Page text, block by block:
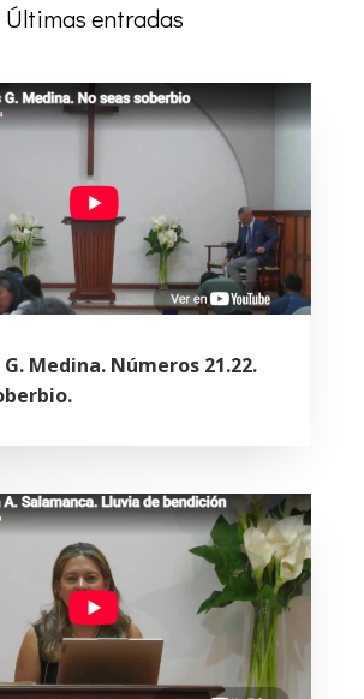
Últimas entradas
Medina. Números 21.22.